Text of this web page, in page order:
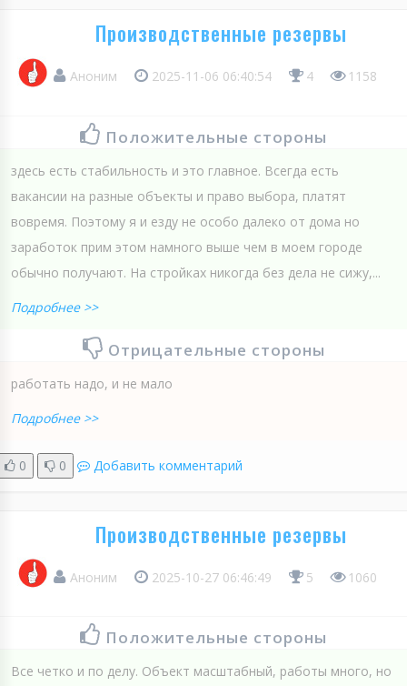
Производственные резервы
Аноним 2025-11-06 06:40:54 4 1158
Положительные стороны
здесь есть стабильность и это главное. Всегда есть
вакансии на разные объекты и право выбора, платят
вовремя. Поэтому я и езду не особо далеко от дома но
заработок прим этом намного выше чем в моем городе
обычно получают. На стройках никогда без дела не сижу,...
Подробнее >>
Отрицательные стороны
работать надо, и не мало
Подробнее >>
0 0 Добавить комментарий
Производственные резервы
Аноним 2025-10-27 06:46:49 5 1060
Положительные стороны
Все четко и по делу. Объект масштабный, работы много, но